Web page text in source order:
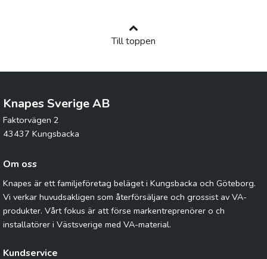
Till toppen
Knapes Sverige AB
Faktorvägen 2
43437 Kungsbacka
Om oss
Knapes är ett familjeföretag beläget i Kungsbacka och Göteborg.
Vi verkar huvudsakligen som återförsäljare och grossist av VA-
produkter. Vårt fokus är att förse markentreprenörer o ch
installatörer i Västsverige med VA-material.
Kundservice